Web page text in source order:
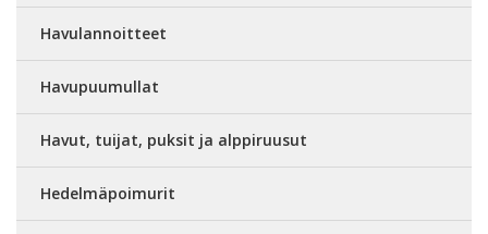
Havulannoitteet
Havupuumullat
Havut, tuijat, puksit ja alppiruusut
Hedelmäpoimurit